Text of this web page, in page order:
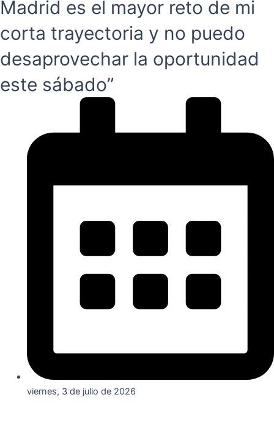
Madrid es el mayor reto de mi
corta trayectoria y no puedo
desaprovechar la oportunidad
este sábado”
viernes, 3 de julio de 2026